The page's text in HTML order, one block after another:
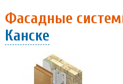
Фасадные
Канске